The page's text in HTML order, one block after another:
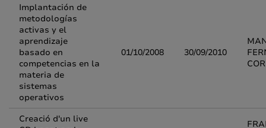
Implantación de
metodologías
activas y el
aprendizaje
basado en
competencias en la
materia de
sistemas
operativos
01/10/2008 30/09/2010
Creació d'un live